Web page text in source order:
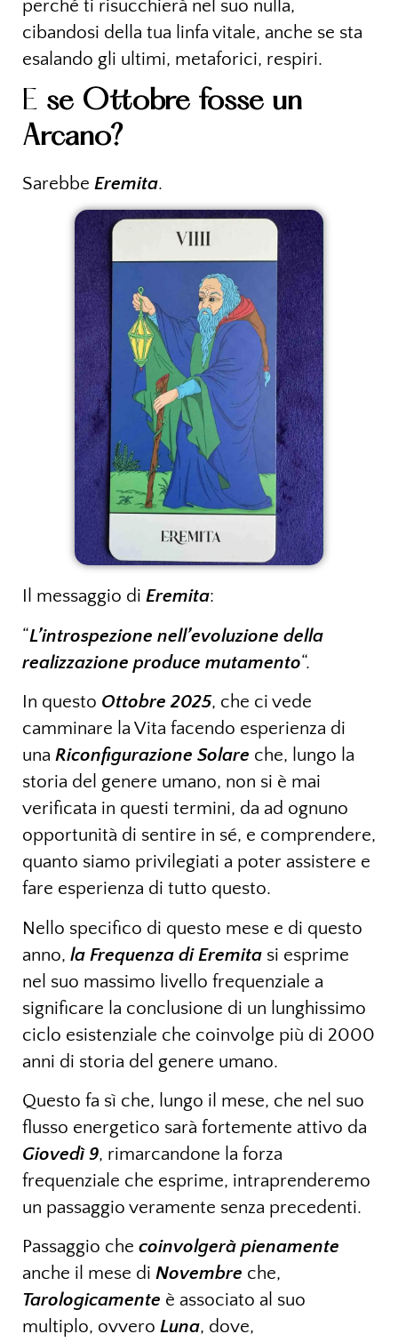
perché ti risucchierà nel suo nulla,
cibandosi della tua linfa vitale, anche se sta
esalando gli ultimi, metaforici, respiri.
E se Ottobre fosse un
Arcano?
Sarebbe Eremita.
Il messaggio di Eremita:
“L’introspezione nell’evoluzione della
realizzazione produce mutamento“.
In questo Ottobre 2025, che ci vede
camminare la Vita facendo esperienza di
una Riconfigurazione Solare che, lungo la
storia del genere umano, non si è mai
verificata in questi termini, da ad ognuno
opportunità di sentire in sé, e comprendere,
quanto siamo privilegiati a poter assistere e
fare esperienza di tutto questo.
Nello specifico di questo mese e di questo
anno, la Frequenza di Eremita si esprime
nel suo massimo livello frequenziale a
significare la conclusione di un lunghissimo
ciclo esistenziale che coinvolge più di 2000
anni di storia del genere umano.
Questo fa sì che, lungo il mese, che nel suo
flusso energetico sarà fortemente attivo da
Giovedì 9, rimarcandone la forza
frequenziale che esprime, intraprenderemo
un passaggio veramente senza precedenti.
Passaggio che coinvolgerà pienamente
anche il mese di Novembre che,
Tarologicamente è associato al suo
multiplo, ovvero Luna, dove,